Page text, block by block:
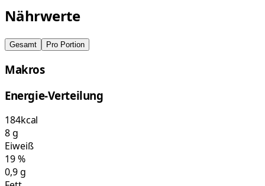
Nährwerte
Gesamt Pro Portion
Makros
Energie-Verteilung
184kcal
8g
Eiweiß
19%
0,9g